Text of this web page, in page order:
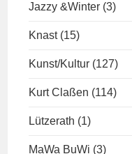
Jazzy &Winter (3)
Knast (15)
Kunst/Kultur (127)
Kurt Claßen (114)
Lützerath (1)
MaWa BuWi (3)